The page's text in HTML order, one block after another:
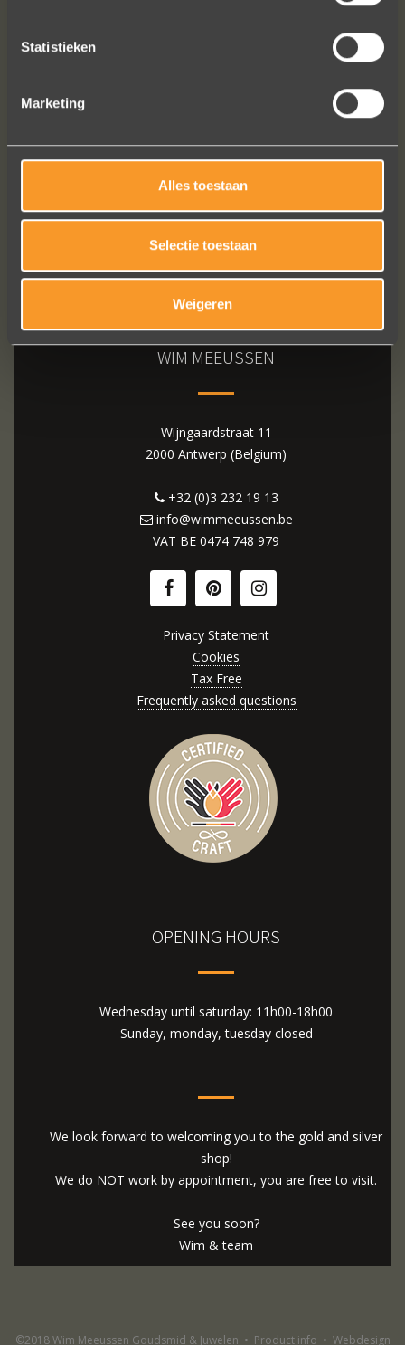
Statistieken
Marketing
Alles toestaan
Selectie toestaan
Weigeren
WIM MEEUSSEN
Wijngaardstraat 11
2000 Antwerp (Belgium)
+32 (0)3 232 19 13
info@wimmeeussen.be
VAT BE 0474 748 979
Privacy Statement
Cookies
Tax Free
Frequently asked questions
OPENING HOURS
Wednesday until saturday: 11h00-18h00
Sunday, monday, tuesday closed
We look forward to welcoming you to the gold and silver
shop!
We do NOT work by appointment, you are free to visit.
See you soon?
Wim & team
©2018 Wim Meeussen Goudsmid & Juwelen • Product info • Webdesign